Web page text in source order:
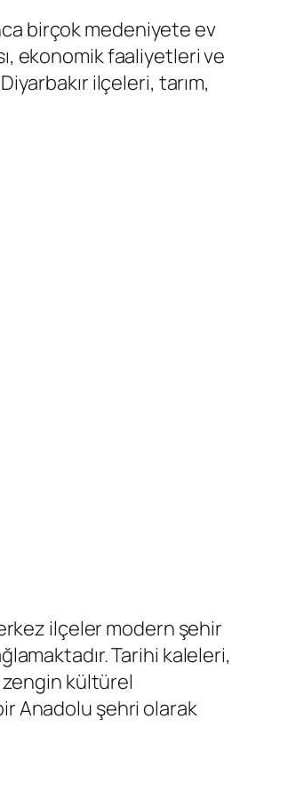
birçok medeniyete ev
ekonomik faaliyetleri ve
ilçeleri, tarım,
ilçeler modern şehir
Tarihi kaleleri,
zengin kültürel
Anadolu şehri olarak